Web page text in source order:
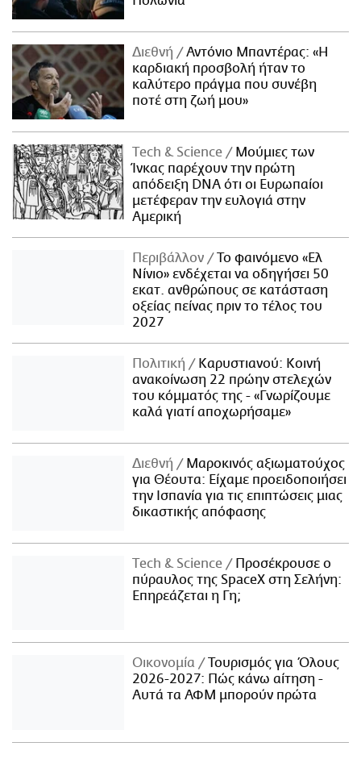
Διεθνή
Αντόνιο Μπαντέρας: «Η
καρδιακή προσβολή ήταν το
καλύτερο πράγμα που συνέβη
ποτέ στη ζωή μου»
Τech & Science
Μούμιες των
Ίνκας παρέχουν την πρώτη
απόδειξη DNA ότι οι Ευρωπαίοι
μετέφεραν την ευλογιά στην
Αμερική
Περιβάλλον
Το φαινόμενο «Ελ
Νίνιο» ενδέχεται να οδηγήσει 50
εκατ. ανθρώπους σε κατάσταση
οξείας πείνας πριν το τέλος του
2027
Πολιτική
Καρυστιανού: Κοινή
ανακοίνωση 22 πρώην στελεχών
του κόμματός της - «Γνωρίζουμε
καλά γιατί αποχωρήσαμε»
Διεθνή
Μαροκινός αξιωματούχος
για Θέουτα: Είχαμε προειδοποιήσει
την Ισπανία για τις επιπτώσεις μιας
δικαστικής απόφασης
Τech & Science
Προσέκρουσε ο
πύραυλος της SpaceX στη Σελήνη:
Επηρεάζεται η Γη;
Οικονομία
Τουρισμός για Όλους
2026-2027: Πώς κάνω αίτηση -
Αυτά τα ΑΦΜ μπορούν πρώτα